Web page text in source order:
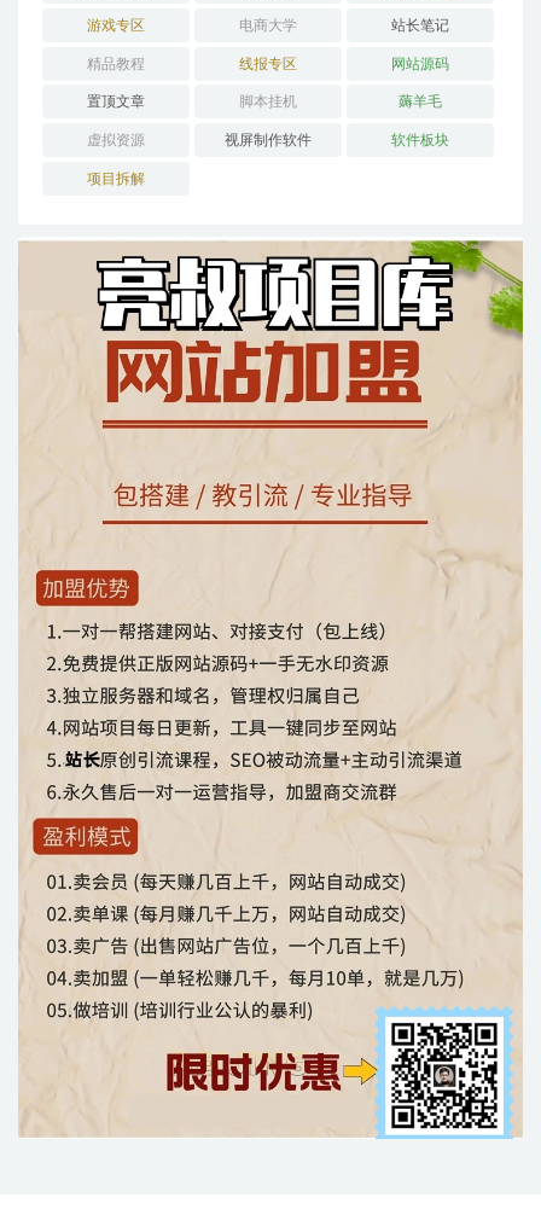
游戏专区 电商大学 站长笔记
精品教程 线报专区 网站源码
置顶文章 脚本挂机 薅羊毛
虚拟资源 视屏制作软件 软件板块
项目拆解